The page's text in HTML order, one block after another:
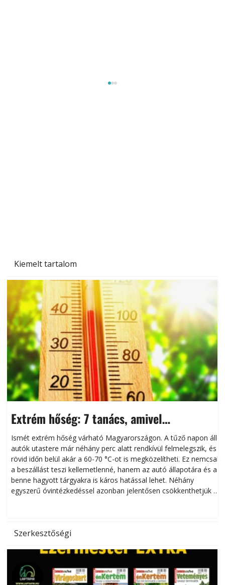
Kiemelt tartalom
Extrém hőség: 7 tanács, amivel
megóvhatjuk autónkat a nyári károktól
Ismét extrém hőség várható Magyarországon. A tűző napon álló
autók utastere már néhány perc alatt rendkívül felmelegszik, és
rövid időn belül akár a 60-70 °C-ot is megközelítheti. Ez nemcsak
a beszállást teszi kellemetlenné, hanem az autó állapotára és a
benne hagyott tárgyakra is káros hatással lehet. Néhány
egyszerű óvintézkedéssel azonban jelentősen csökkenthetjük a
Szerkesztőségi